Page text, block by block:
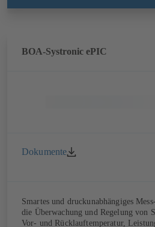
BOA-Systronic ePIC
Dokumente
Smartes und druckunabhängiges
die Überwachung und Regelung von
Vor- und Rücklauftemperatur,